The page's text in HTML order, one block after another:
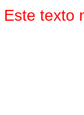
Este texto